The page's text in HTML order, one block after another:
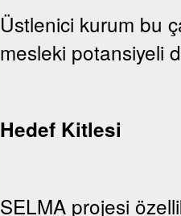
Üstlenici kurum bu
mesleki potansiyeli
Hedef Kitlesi
SELMA projesi